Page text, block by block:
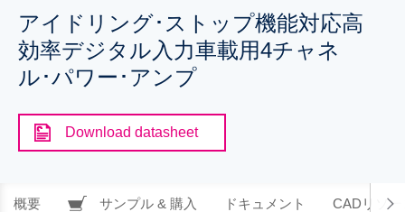
アイドリング･ストップ機能対応高
効率デジタル入力車載用4チャネ
ル･パワー･アンプ
Download datasheet
概要 サンプル & 購入 ドキュメント CADリソー